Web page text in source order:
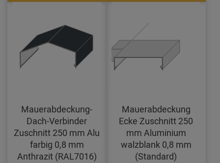
Mauerabdeckung-
Dach-Verbinder
Zuschnitt 250 mm Alu
farbig 0,8 mm
Anthrazit (RAL7016)
Mauerabdeckung
Ecke Zuschnitt 250
mm Aluminium
walzblank 0,8 mm
(Standard)